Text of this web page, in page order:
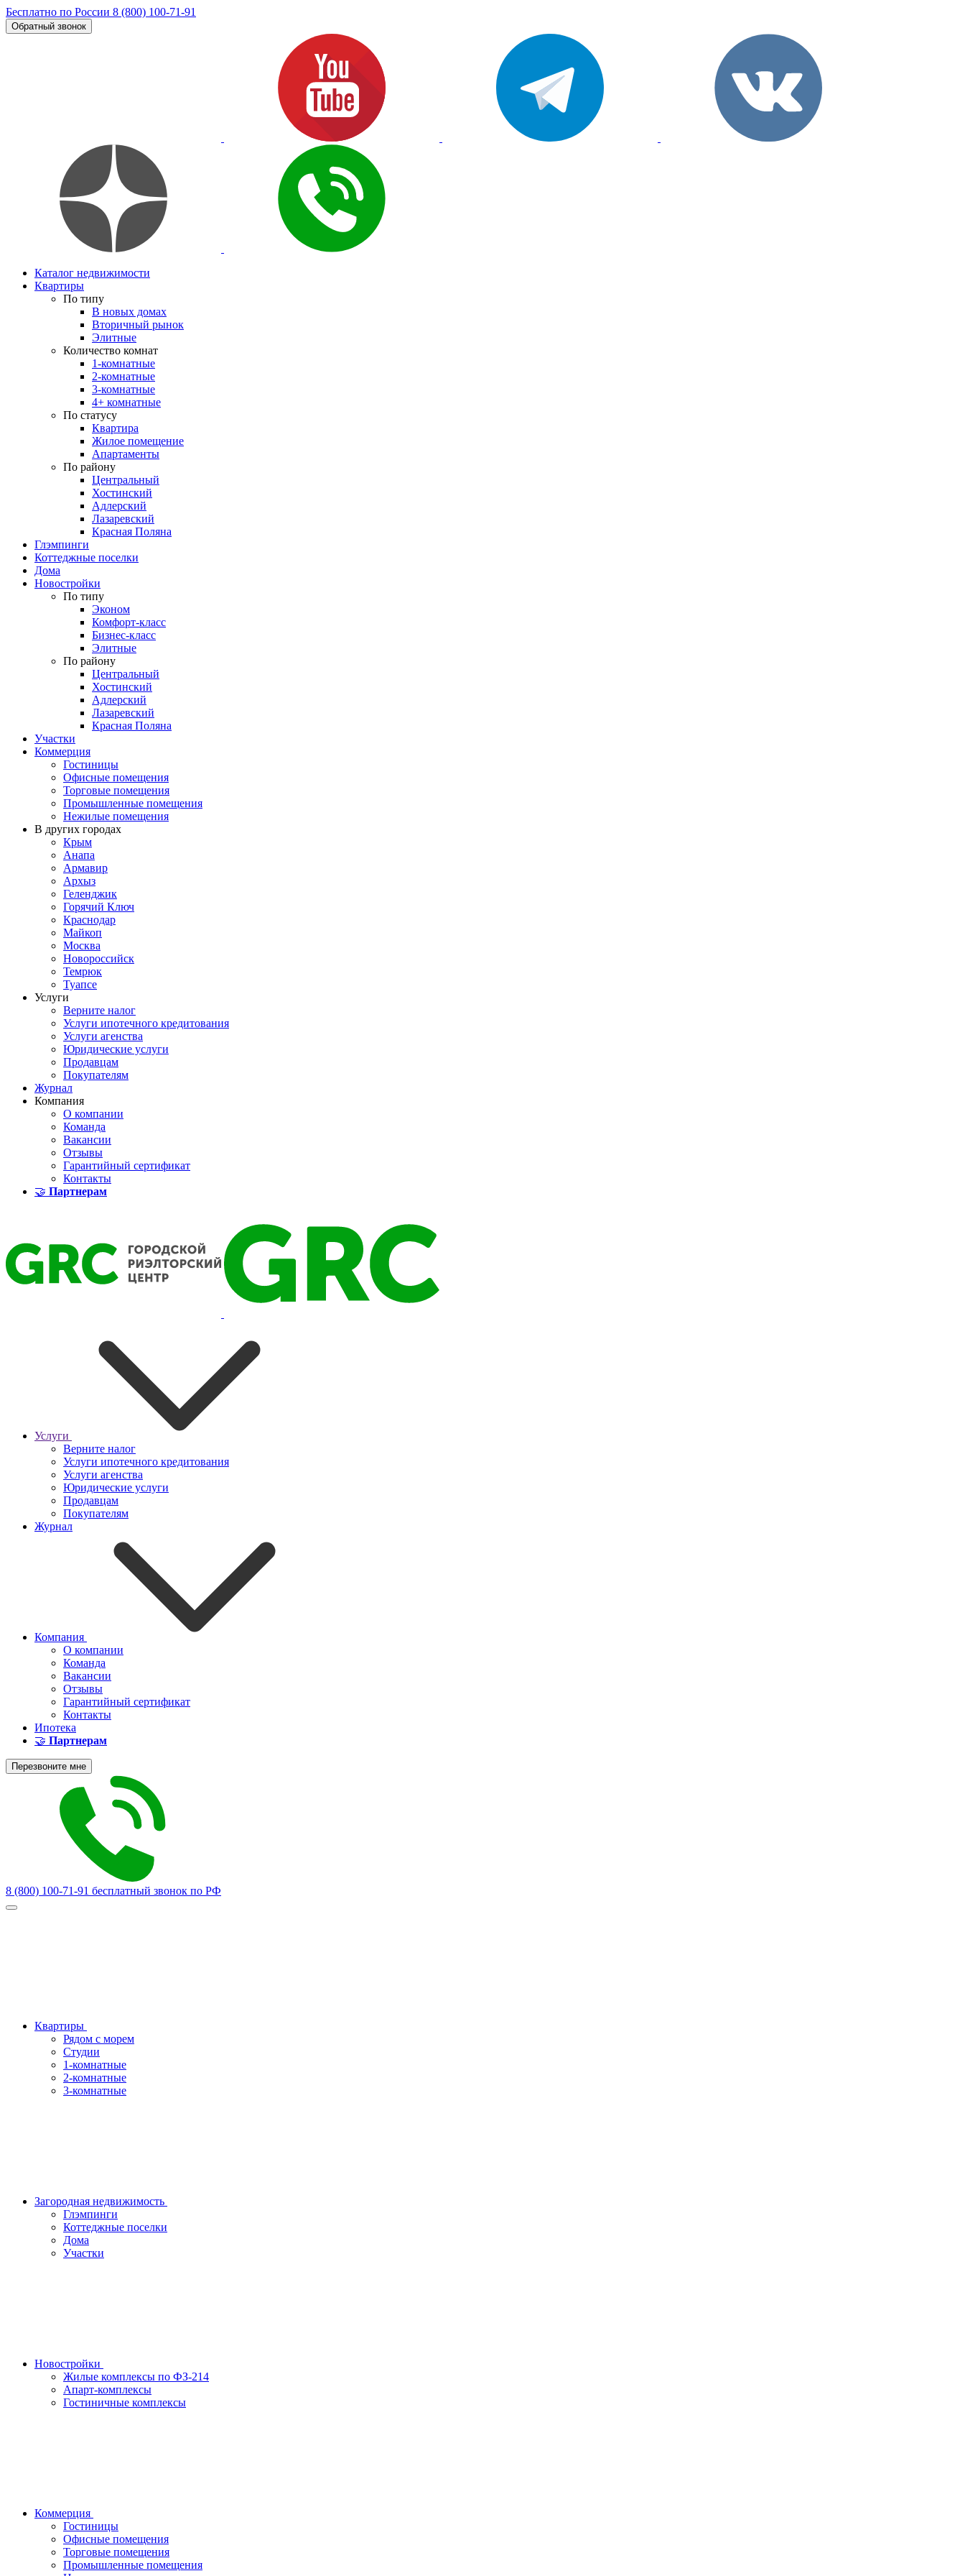
Бесплатно по России 8 (800) 100-71-91
Обратный звонок
Каталог недвижимости
Квартиры
По типу
В новых домах
Вторичный рынок
Элитные
Количество комнат
1-комнатные
2-комнатные
3-комнатные
4+ комнатные
По статусу
Квартира
Жилое помещение
Апартаменты
По району
Центральный
Хостинский
Адлерский
Лазаревский
Красная Поляна
Глэмпинги
Коттеджные поселки
Дома
Новостройки
По типу
Эконом
Комфорт-класс
Бизнес-класс
Элитные
По району
Центральный
Хостинский
Адлерский
Лазаревский
Красная Поляна
Участки
Коммерция
Гостиницы
Офисные помещения
Торговые помещения
Промышленные помещения
Нежилые помещения
В других городах
Крым
Анапа
Армавир
Архыз
Геленджик
Горячий Ключ
Краснодар
Майкоп
Москва
Новороссийск
Темрюк
Туапсе
Услуги
Верните налог
Услуги ипотечного кредитования
Услуги агенства
Юридические услуги
Продавцам
Покупателям
Журнал
Компания
О компании
Команда
Вакансии
Отзывы
Гарантийный сертификат
Контакты
🤝 Партнерам
Услуги
Верните налог
Услуги ипотечного кредитования
Услуги агенства
Юридические услуги
Продавцам
Покупателям
Журнал
Компания
О компании
Команда
Вакансии
Отзывы
Гарантийный сертификат
Контакты
Ипотека
🤝 Партнерам
Перезвоните мне
8 (800) 100-71-91 бесплатный звонок по РФ
Квартиры
Рядом с морем
Студии
1-комнатные
2-комнатные
3-комнатные
Загородная недвижимость
Глэмпинги
Коттеджные поселки
Дома
Участки
Новостройки
Жилые комплексы по ФЗ-214
Апарт-комплексы
Гостиничные комплексы
Коммерция
Гостиницы
Офисные помещения
Торговые помещения
Промышленные помещения